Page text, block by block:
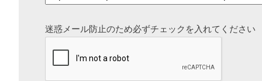
迷惑メール防止のため必ずチェックを入れてください